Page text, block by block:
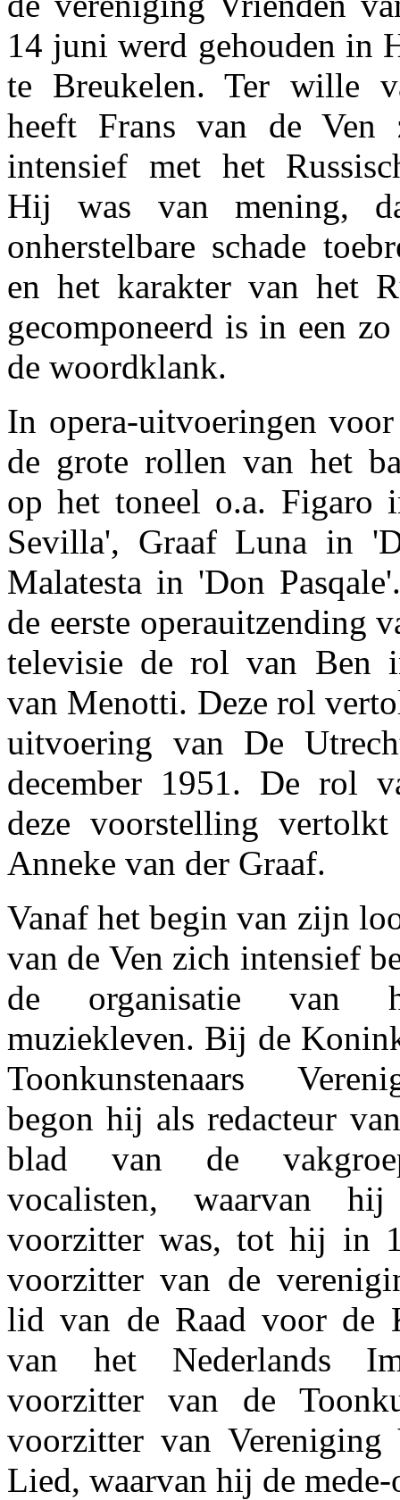
14 juni werd gehouden in
te Breukelen. Ter wille
heeft Frans van de Ven
intensief met het
Hij was van mening,
onherstelbare schade
en het karakter van het
gecomponeerd is in een
de woordklank.
In opera-uitvoeringen
de grote rollen van het
op het toneel o.a. Figaro
Sevilla', Graaf Luna in
Malatesta in 'Don
de eerste operauitzending
televisie de rol van Ben
van Menotti. Deze rol
uitvoering van De
december 1951. De rol
deze voorstelling
Anneke van der Graaf.
Vanaf het begin van zijn
van de Ven zich intensief
de organisatie van
muziekleven. Bij de
Toonkunstenaars
begon hij als redacteur
blad van de
vocalisten, waarvan
voorzitter was, tot hij in
voorzitter van de
lid van de Raad voor de
van het Nederlands
voorzitter van de
voorzitter van Vereniging
Lied, waarvan hij de